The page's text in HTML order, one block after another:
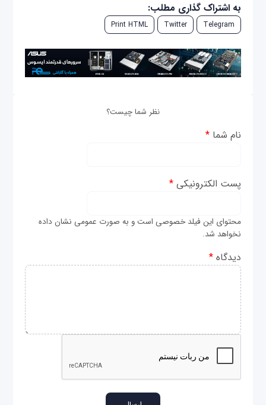
به اشتراک گذاری مطلب:
Telegram
Twitter
Print HTML
نظر شما چیست؟
نام شما*
پست الکترونیکی*
محتوای این فیلد خصوصی است و به صورت عمومی نشان داده
نخواهد شد.
دیدگاه*